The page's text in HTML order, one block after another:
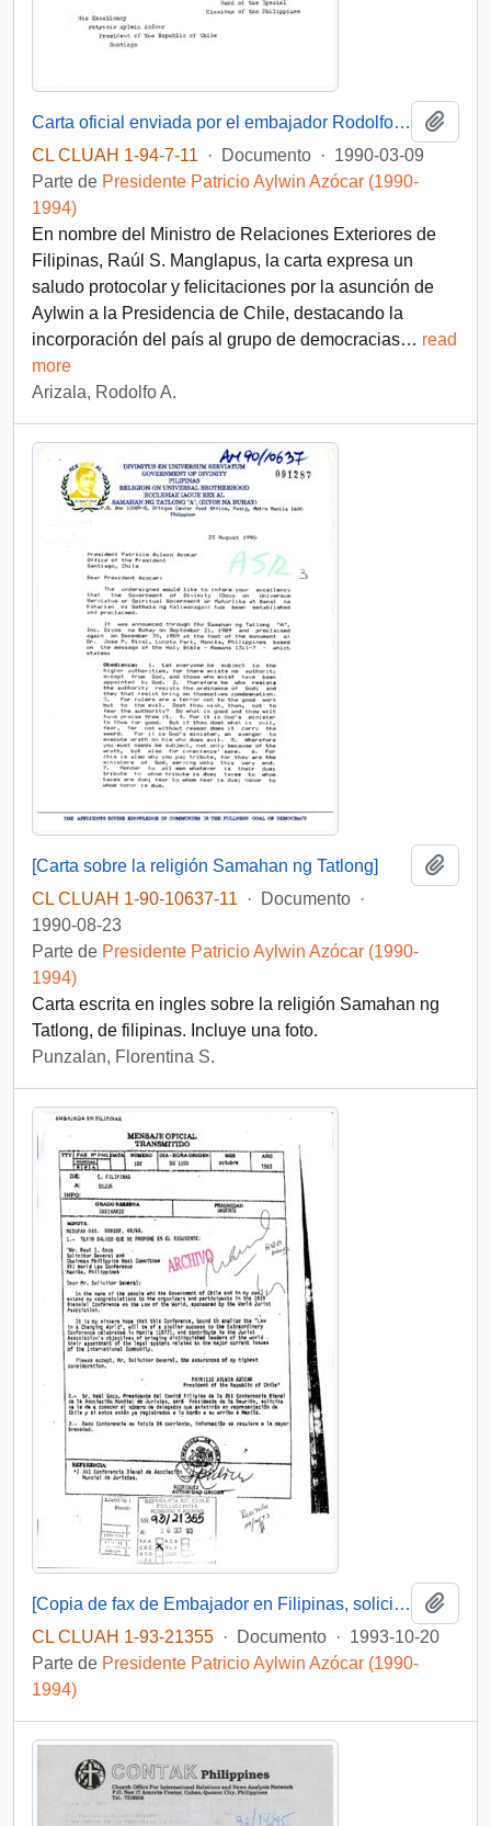
Carta oficial enviada por el embajador Rodolfo A. Arizala, jefe de la Misión Especial de Filipinas en Santiago, dirigida al Presidente Patricio Aylwin Azócar
CL CLUAH 1-94-7-11
· Documento · 1990-03-09
Parte de Presidente Patricio Aylwin Azócar (1990-
1994)
En nombre del Ministro de Relaciones Exteriores de
Filipinas, Raúl S. Manglapus, la carta expresa un
saludo protocolar y felicitaciones por la asunción de
Aylwin a la Presidencia de Chile, destacando la
incorporación del país al grupo de democracias… read
more
Arizala, Rodolfo A.
[Carta sobre la religión Samahan ng Tatlong]
CL CLUAH 1-90-10637-11
· Documento ·
1990-08-23
Parte de Presidente Patricio Aylwin Azócar (1990-
1994)
Carta escrita en ingles sobre la religión Samahan ng
Tatlong, de filipinas. Incluye una foto.
Punzalan, Florentina S.
[Copia de fax de Embajador en Filipinas, solicita informar número de delegados asistentes a conferencia]
CL CLUAH 1-93-21355 · Documento · 1993-10-20
Parte de Presidente Patricio Aylwin Azócar (1990-
1994)